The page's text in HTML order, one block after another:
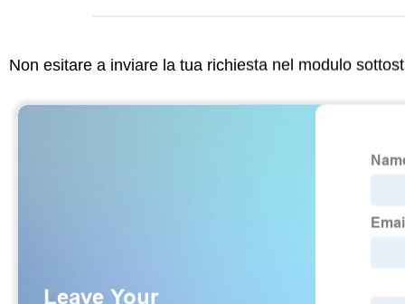
Non esitare a inviare la tua richiesta nel modulo